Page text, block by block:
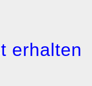
erhalten